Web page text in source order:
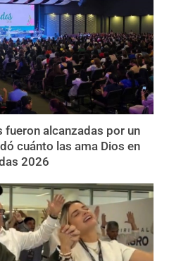
fueron alcanzadas por un
cuánto las ama Dios en
2026